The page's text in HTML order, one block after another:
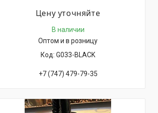
Цену уточняйте
В наличии
Оптом и в розницу
G033-BLACK
+7 (747) 479-79-35